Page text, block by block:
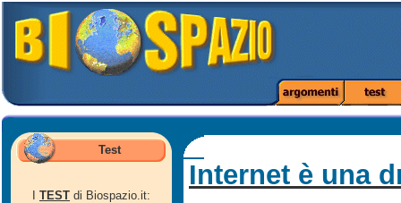
Test
TEST di Biospazio.it:
Internet è una